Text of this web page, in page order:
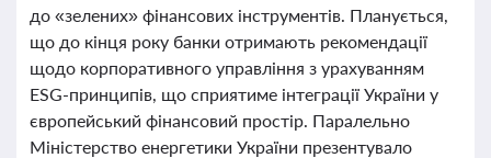
до «зелених» фінансових інструментів. Планується,
що до кінця року банки отримають рекомендації
щодо корпоративного управління з урахуванням
ESG-принципів, що сприятиме інтеграції України у
європейський фінансовий простір. Паралельно
Міністерство енергетики України презентувало